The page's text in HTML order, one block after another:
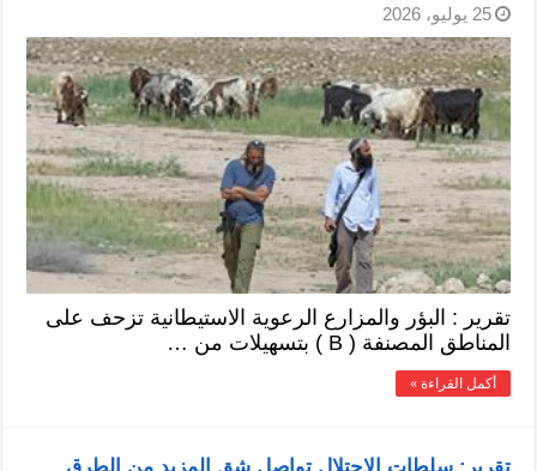
25 يوليو، 2026
تقرير : البؤر والمزارع الرعوية الاستيطانية تزحف على
المناطق المصنفة ( B ) بتسهيلات من …
أكمل القراءة »